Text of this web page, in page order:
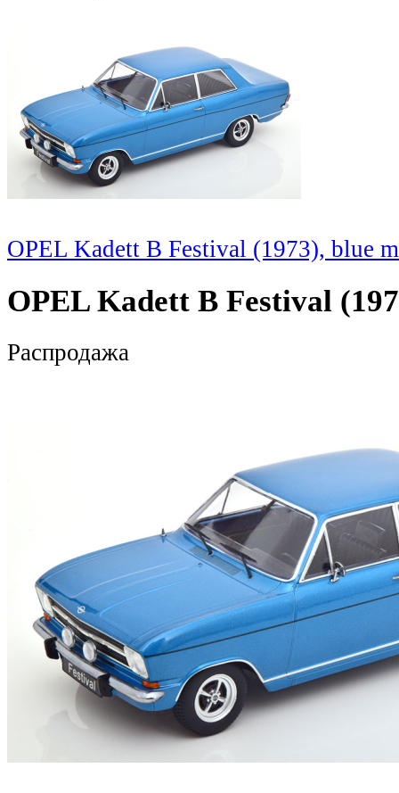
OPEL Kadett B Festival (1973), blue
OPEL Kadett B Festival
Распродажа